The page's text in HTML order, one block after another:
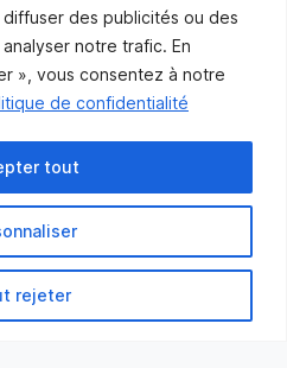
des publicités ou des
notre trafic. En
», vous consentez à notre
de confidentialité
rejeter
tout
pour toutes urgences.
les nouvelles